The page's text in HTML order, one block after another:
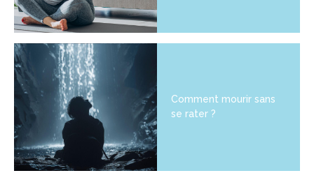
Comment mourir sans
se rater ?